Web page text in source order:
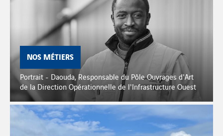
NOS MÉTIERS
Portrait - Daouda, Responsable du Pôle Ouvrages d'Art
de la Direction Opérationnelle de l'Infrastructure Ouest